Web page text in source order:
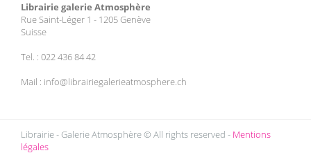
Librairie galerie Atmosphère
Rue Saint-Léger 1 - 1205 Genève
Suisse
Tel. : 022 436 84 42
Mail : info@librairiegalerieatmosphere.ch
Librairie - Galerie Atmosphère © All rights reserved - Mentions
légales